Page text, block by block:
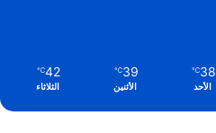
38
℃
الأحد
39
℃
الأثنين
42
℃
الثلاثاء